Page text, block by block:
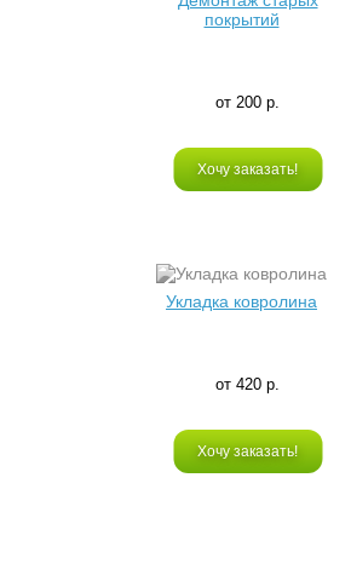
покрытий
от 200 р.
Хочу заказать!
Укладка ковролина
от 420 р.
Хочу заказать!